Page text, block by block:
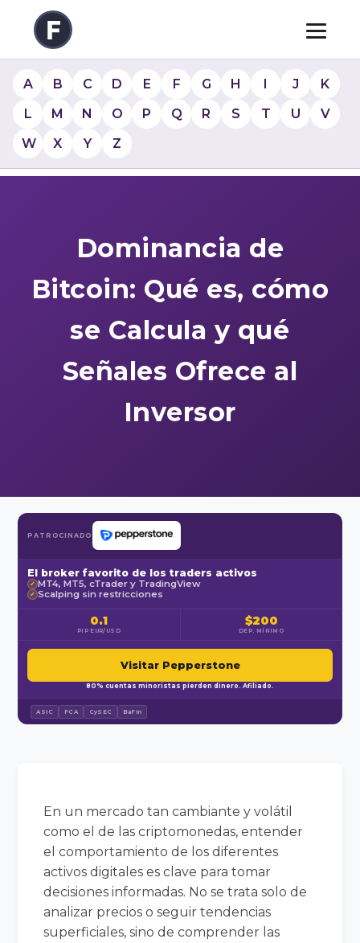
A B C D E F G H I J
K
L
M N O P Q R S T U
V
W
X Y Z
Dominancia de
Bitcoin: Qué es, cómo
se Calcula y qué
Señales Ofrece al
Inversor
PATROCINADO
El broker favorito de los traders activos
✓ MT4, MT5, cTrader y TradingView
✓ Scalping sin restricciones
0.1
PIP EUR/USD
$200
DEP. MÍNIMO
Visitar Pepperstone
80% cuentas minoristas pierden dinero. Afiliado.
ASIC FCA CySEC BaFin
En un mercado tan cambiante y volátil
como el de las criptomonedas, entender
el comportamiento de los diferentes
activos digitales es clave para tomar
decisiones informadas. No se trata solo de
analizar precios o seguir tendencias
superficiales, sino de comprender las